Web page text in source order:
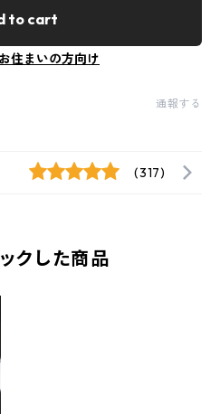
to cart
住まいの方向け
通報する
(317)
クした商品